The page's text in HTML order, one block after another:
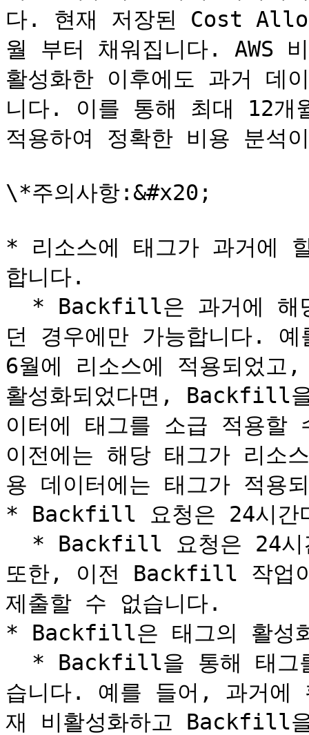
다. 현재 저장된 Cost
월 부터 채워집니다. AWS
활성화한 이후에도 과거 데
니다. 이를 통해 최대 12개
적용하여 정확한 비용 분석
\*주의사항:&#x20;
* 리소스에 태그가 과거에
합니다.
던 경우에만 가능합니다.
6월에 리소스에 적용되었
활성화되었다면, Backfill
이터에 태그를 소급 적용
이전에는 해당 태그가 리소
용 데이터에는 태그가 적용
* Backfill 요청은 24시간
또한, 이전 Backfill 작업
제출할 수 없습니다.
* Backfill은 태그의 활성
습니다. 예를 들어, 과거에
재 비활성화하고 Backfill